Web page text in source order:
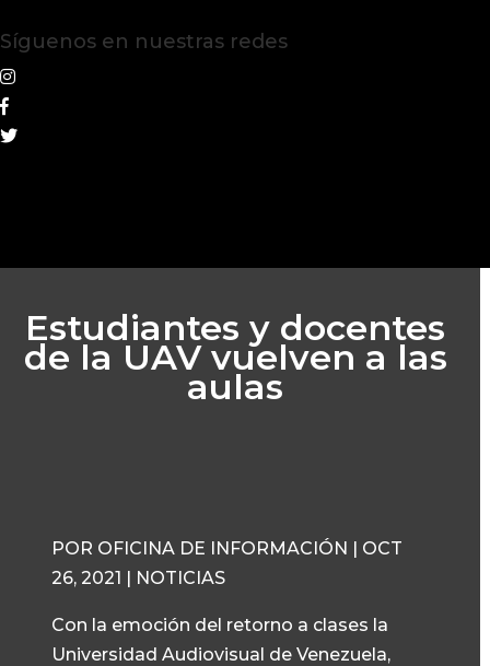
Síguenos en nuestras redes
Estudiantes y docentes
de la UAV vuelven a las
aulas
POR OFICINA DE INFORMACIÓN | OCT
26, 2021 | NOTICIAS
Con la emoción del retorno a clases la
Universidad Audiovisual de Venezuela,